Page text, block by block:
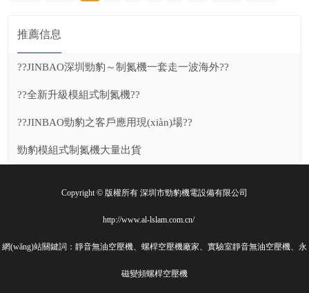
推薦信息
??JINBAO深圳勁豹～制氮機一套走一波海外??
??全新升級模組式制氮機??
??JINBAO勁豹之客戶應用現(xiàn)場??
勁豹模組式制氮機大量出貨
Copyright © 版權所有 深圳市勁豹機電設備有限公司
http://www.al-lslam.com.cn/
網(wǎng)站關鍵詞：靜音無油空壓機、螺桿空壓機廠家、實驗室靜音無油空壓機、永
磁變頻螺桿空壓機